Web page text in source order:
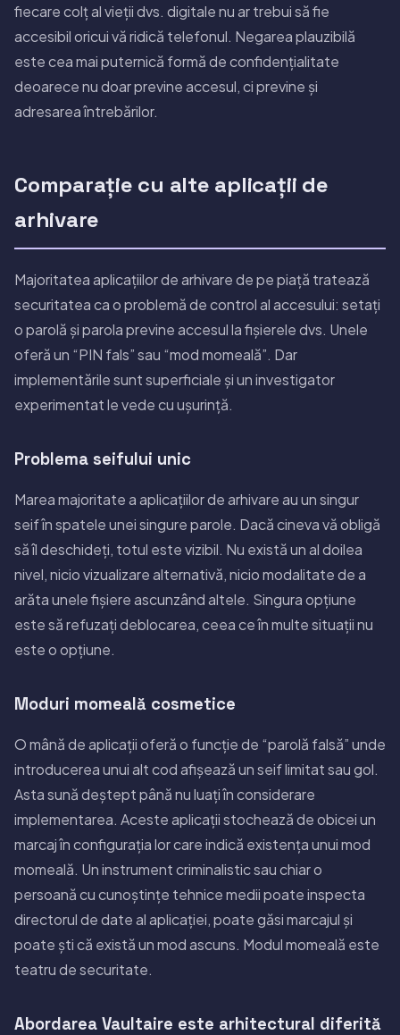
fiecare colț al vieții dvs. digitale nu ar trebui să fie
accesibil oricui vă ridică telefonul. Negarea plauzibilă
este cea mai puternică formă de confidențialitate
deoarece nu doar previne accesul, ci previne și
adresarea întrebărilor.
Comparație cu alte aplicații de
arhivare
Majoritatea aplicațiilor de arhivare de pe piață tratează
securitatea ca o problemă de control al accesului: setați
o parolă și parola previne accesul la fișierele dvs. Unele
oferă un “PIN fals” sau “mod momeală”. Dar
implementările sunt superficiale și un investigator
experimentat le vede cu ușurință.
Problema seifului unic
Marea majoritate a aplicațiilor de arhivare au un singur
seif în spatele unei singure parole. Dacă cineva vă obligă
să îl deschideți, totul este vizibil. Nu există un al doilea
nivel, nicio vizualizare alternativă, nicio modalitate de a
arăta unele fișiere ascunzând altele. Singura opțiune
este să refuzați deblocarea, ceea ce în multe situații nu
este o opțiune.
Moduri momeală cosmetice
O mână de aplicații oferă o funcție de “parolă falsă” unde
introducerea unui alt cod afișează un seif limitat sau gol.
Asta sună deștept până nu luați în considerare
implementarea. Aceste aplicații stochează de obicei un
marcaj în configurația lor care indică existența unui mod
momeală. Un instrument criminalistic sau chiar o
persoană cu cunoștințe tehnice medii poate inspecta
directorul de date al aplicației, poate găsi marcajul și
poate ști că există un mod ascuns. Modul momeală este
teatru de securitate.
Abordarea Vaultaire este arhitectural diferită